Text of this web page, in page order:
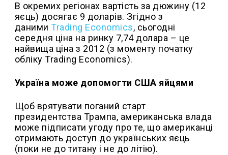
В окремих регіонах вартість за дюжину (12
яєць) досягає 9 доларів. Згідно з
даними Trading Economics, сьогодні
середня ціна на ринку 7,74 долара – це
найвища ціна з 2012 (з моменту початку
обліку Trading Economics).
Україна може допомогти США яйцями
Щоб врятувати поганий старт
президентства Трампа, американська влада
може підписати угоду про те, що американці
отримають доступ до українських яєць
(поки не до титану і не до літію).